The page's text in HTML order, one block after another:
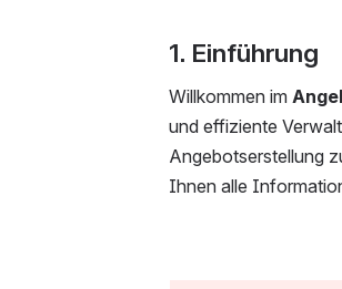
1. Einführung
Willkommen im
und effiziente
Angebotserstellung
Ihnen alle